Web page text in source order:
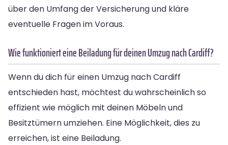
über den Umfang der Versicherung und kläre
eventuelle Fragen im Voraus.
Wie funktioniert eine Beiladung für deinen Umzug nach Cardiff?
Wenn du dich für einen Umzug nach Cardiff
entschieden hast, möchtest du wahrscheinlich so
effizient wie möglich mit deinen Möbeln und
Besitztümern umziehen. Eine Möglichkeit, dies zu
erreichen, ist eine Beiladung.